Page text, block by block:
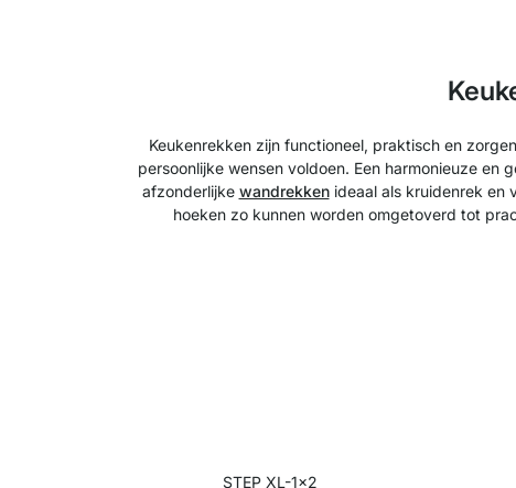
Keukenrekken zijn functioneel, praktisch en
persoonlijke wensen voldoen. Een harmonieuze
afzonderlijke wandrekken ideaal als kruidenrek en
hoeken zo kunnen worden omgetoverd tot
STEP XL-1x2